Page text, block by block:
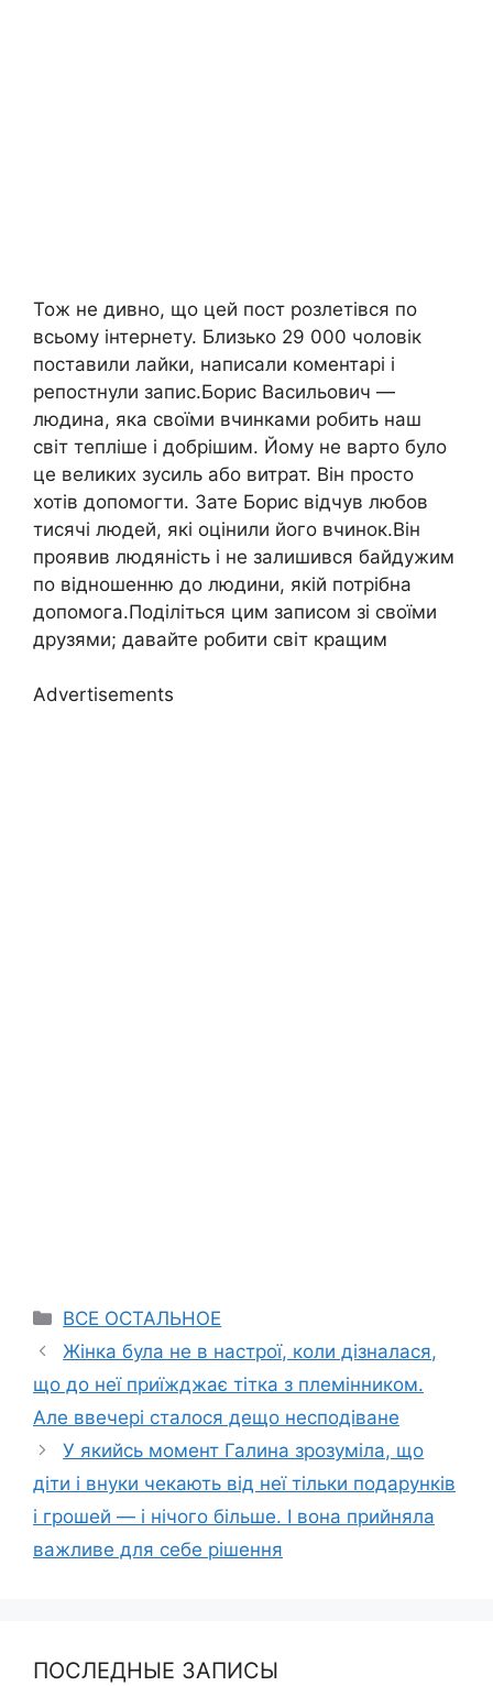
Тож не дивно, що цей пост розлетівся по
всьому інтернету. Близько 29 000 чоловік
поставили лайки, написали коментарі і
репостнули запис.Борис Васильович —
людина, яка своїми вчинками робить наш
світ тепліше і добрішим. Йому не варто було
це великих зусиль або витрат. Він просто
хотів допомогти. Зате Борис відчув любов
тисячі людей, які оцінили його вчинок.Він
проявив людяність і не залишився байдужим
по відношенню до людини, якій потрібна
допомога.Поділіться цим записом зі своїми
друзями; давайте робити світ кращим
Advertisements
Categories
ВСЕ ОСТАЛЬНОЕ
Жінка була не в настрої, коли дізналася,
що до неї приїжджає тітка з племінником.
Але ввечері сталося дещо несподіване
У якийсь момент Галина зрозуміла, що
діти і внуки чекають від неї тільки подарунків
і грошей — і нічого більше. І вона прийняла
важливе для себе рішення
ПОСЛЕДНЫЕ ЗАПИСЫ